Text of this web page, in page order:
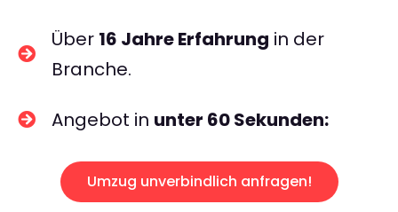
Über 16 Jahre Erfahrung in der
Branche.
Angebot in unter 60 Sekunden:
Umzug unverbindlich anfragen!